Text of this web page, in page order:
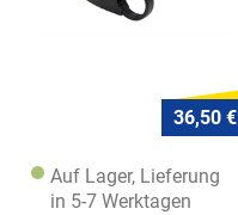
36,50 €
Auf Lager, Lieferung
in 5-7 Werktagen